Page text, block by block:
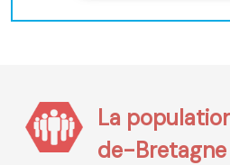
La
de-Bretagne